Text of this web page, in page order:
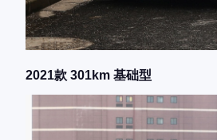
2021款 301km 基础型